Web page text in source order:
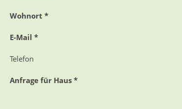
Wohnort *
E-Mail *
Telefon
Anfrage für Haus *